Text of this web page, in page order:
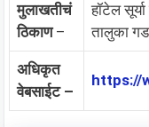
मुलाखतीचं
ठिकाण–
हॉटेल
तालुका
अधिकृत
वेबसाईट –
https://